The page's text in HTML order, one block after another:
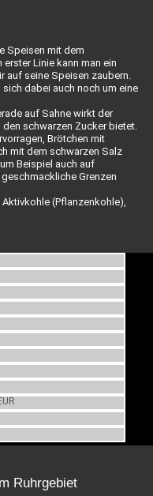
Speisen mit dem
Linie kann man ein
auf seine Speisen zaubern.
dabei auch noch um eine
auf Sahne wirkt der
schwarzen Zucker bietet.
Brötchen mit
mit dem schwarzen Salz
Beispiel auch auf
Grenzen
(Pflanzenkohle),
Ruhrgebiet